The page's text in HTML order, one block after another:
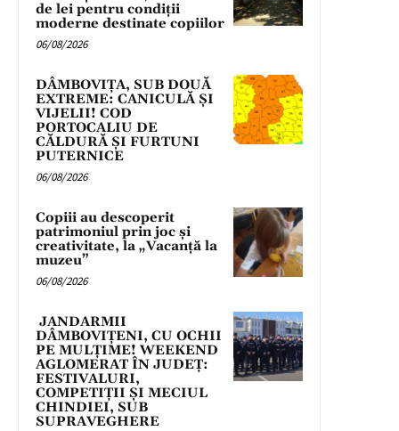
de lei pentru condiții
moderne destinate copiilor
06/08/2026
DÂMBOVIȚA, SUB DOUĂ
EXTREME: CANICULĂ ȘI
VIJELII! COD
PORTOCALIU DE
CĂLDURĂ ȘI FURTUNI
PUTERNICE
06/08/2026
Copiii au descoperit
patrimoniul prin joc și
creativitate, la „Vacanță la
muzeu”
06/08/2026
JANDARMII
DÂMBOVIȚENI, CU OCHII
PE MULȚIME! WEEKEND
AGLOMERAT ÎN JUDEȚ:
FESTIVALURI,
COMPETIȚII ȘI MECIUL
CHINDIEI, SUB
SUPRAVEGHERE